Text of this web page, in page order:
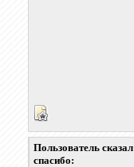
Пользователь сказал
cпасибо: